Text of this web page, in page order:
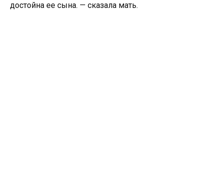
достойна ее сына. — сказала мать.